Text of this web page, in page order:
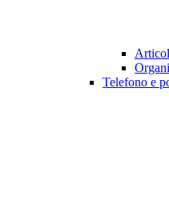
Telefono e